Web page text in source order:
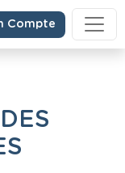
Compte